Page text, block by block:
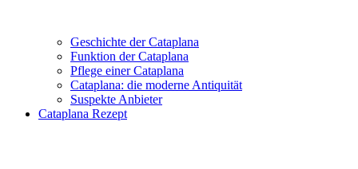
Geschichte der Cataplana
Funktion der Cataplana
Pflege einer Cataplana
Cataplana: die moderne Antiquität
Suspekte Anbieter
Cataplana Rezept